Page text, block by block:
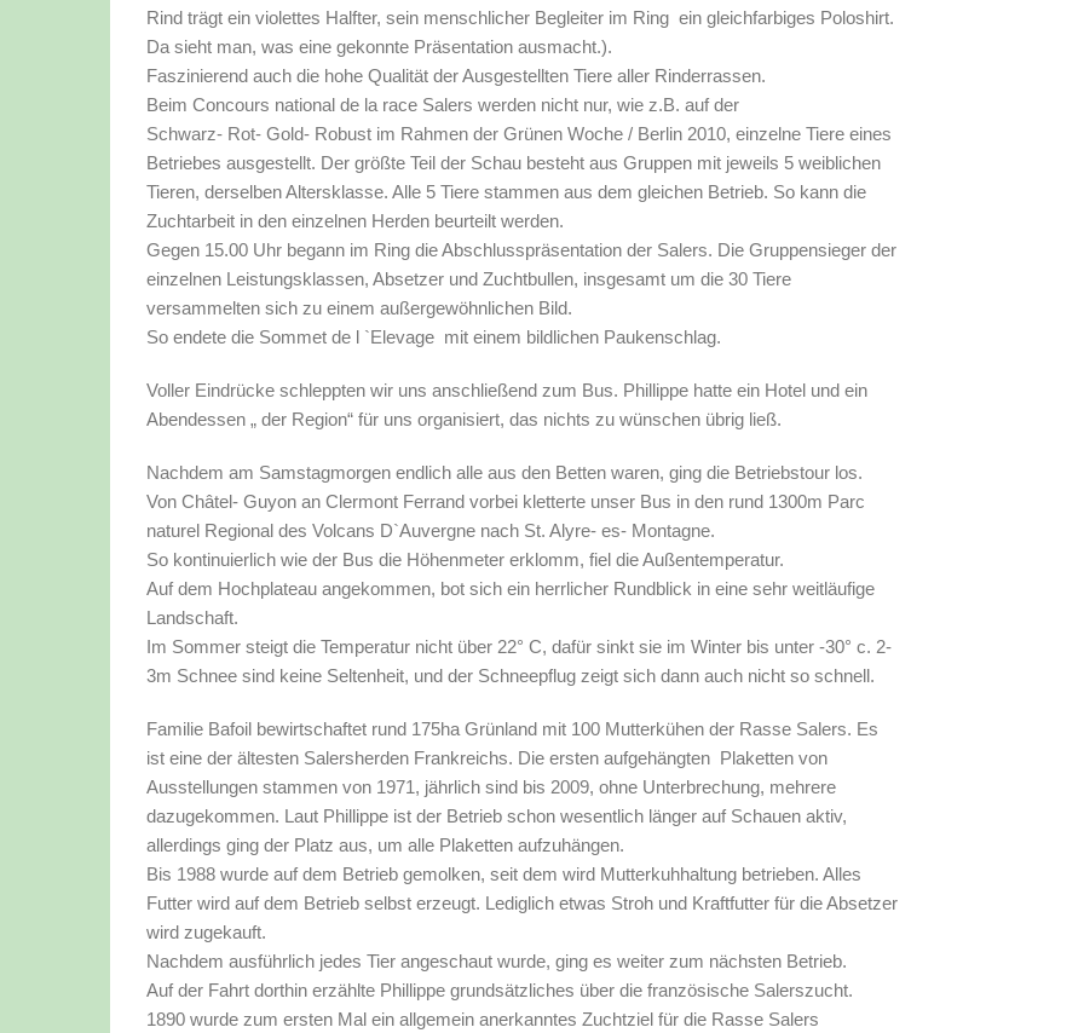
Rind trägt ein violettes Halfter, sein menschlicher Begleiter im Ring ein gleichfarbiges Poloshirt.
Da sieht man, was eine gekonnte Präsentation ausmacht.).
Faszinierend auch die hohe Qualität der Ausgestellten Tiere aller Rinderrassen.
Beim Concours national de la race Salers werden nicht nur, wie z.B. auf der
Schwarz- Rot- Gold- Robust im Rahmen der Grünen Woche / Berlin 2010, einzelne Tiere eines
Betriebes ausgestellt. Der größte Teil der Schau besteht aus Gruppen mit jeweils 5 weiblichen
Tieren, derselben Altersklasse. Alle 5 Tiere stammen aus dem gleichen Betrieb. So kann die
Zuchtarbeit in den einzelnen Herden beurteilt werden.
Gegen 15.00 Uhr begann im Ring die Abschlusspräsentation der Salers. Die Gruppensieger der
einzelnen Leistungsklassen, Absetzer und Zuchtbullen, insgesamt um die 30 Tiere
versammelten sich zu einem außergewöhnlichen Bild.
So endete die Sommet de l `Elevage mit einem bildlichen Paukenschlag.
Voller Eindrücke schleppten wir uns anschließend zum Bus. Phillippe hatte ein Hotel und ein
Abendessen „ der Region“ für uns organisiert, das nichts zu wünschen übrig ließ.
Nachdem am Samstagmorgen endlich alle aus den Betten waren, ging die Betriebstour los.
Von Châtel- Guyon an Clermont Ferrand vorbei kletterte unser Bus in den rund 1300m Parc
naturel Regional des Volcans D`Auvergne nach St. Alyre- es- Montagne.
So kontinuierlich wie der Bus die Höhenmeter erklomm, fiel die Außentemperatur.
Auf dem Hochplateau angekommen, bot sich ein herrlicher Rundblick in eine sehr weitläufige
Landschaft.
Im Sommer steigt die Temperatur nicht über 22° C, dafür sinkt sie im Winter bis unter -30° c. 2-
3m Schnee sind keine Seltenheit, und der Schneepflug zeigt sich dann auch nicht so schnell.
Familie Bafoil bewirtschaftet rund 175ha Grünland mit 100 Mutterkühen der Rasse Salers. Es
ist eine der ältesten Salersherden Frankreichs. Die ersten aufgehängten Plaketten von
Ausstellungen stammen von 1971, jährlich sind bis 2009, ohne Unterbrechung, mehrere
dazugekommen. Laut Phillippe ist der Betrieb schon wesentlich länger auf Schauen aktiv,
allerdings ging der Platz aus, um alle Plaketten aufzuhängen.
Bis 1988 wurde auf dem Betrieb gemolken, seit dem wird Mutterkuhhaltung betrieben. Alles
Futter wird auf dem Betrieb selbst erzeugt. Lediglich etwas Stroh und Kraftfutter für die Absetzer
wird zugekauft.
Nachdem ausführlich jedes Tier angeschaut wurde, ging es weiter zum nächsten Betrieb.
Auf der Fahrt dorthin erzählte Phillippe grundsätzliches über die französische Salerszucht.
1890 wurde zum ersten Mal ein allgemein anerkanntes Zuchtziel für die Rasse Salers